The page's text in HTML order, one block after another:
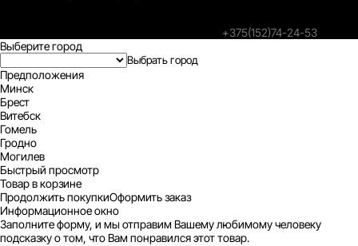
+375(152)74-24-53
Выберите город
Предположения
Минск
Брест
Витебск
Гомель
Гродно
Могилев
Быстрый просмотр
Товар в корзине
Продолжить покупкиОформить заказ
Информационное окно
Заполните форму, и мы отправим Вашему любимому человеку
подсказку о том, что Вам понравился этот товар.